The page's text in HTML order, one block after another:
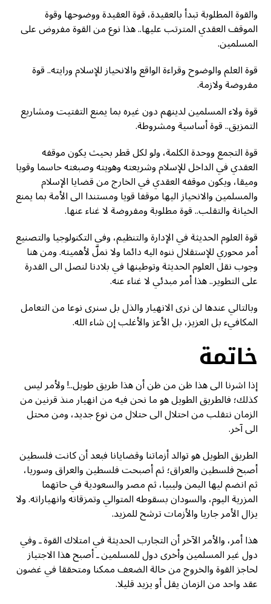
والقوة المطلوبة تبدأ بالعقيدة، قوة العقيدة ووضوحها وقوة
الموقف العقدي المترتب عليها.. هذا نوع من القوة مفروض على
المسلمين.
قوة العلم والوضوح وقراءة الواقع والانحياز للإسلام ورايته.. قوة
مفروضة ولازمة.
قوة ولاء المسلمين لدينهم دون غيره بما يمنع التفتيت ومشاريع
التمزيق.. قوة أساسية ومشروطة.
قوة التجمع ووحدة الكلمة، ولو لكل قطر بحيث يكون موقفه
العقدي في الداخل للإسلام وشريعته وهويته وصبغته حاسما وقويا
وميقا، ويكون موقفه العقدي في الخارج من قضايا الإسلام
والمسلمين والانحياز اليها موقفا قويا ومستندا الى الأمة بما يمنع
الخيانة والتقلب.. قوة مطلوبة ومفروضة لا غناء عنها.
قوة العلوم الحديثة في الإدارة والتنظيم، وفي التكنولوجيا والتصنيع
أمر محوري للإستقلال ننوه اليه دائما ولا نملّ لأهميته. ومن هنا
وجوب نقل العلوم الحديثة وتوطينها في بلادنا لنصل الى القدرة
على التطوير.. هذا أمر مبدئي لا غناء عنه.
وبالتالي عندها لن نرى الانهيار والذل بل سنرى نوعا من التعامل
المكافيء بل العزيز، بل الأعز والأغلب إن شاء الله.
خاتمة
إذا اشرنا الى هذا ظن من ظن أن هذا طريق طويل..! ولأمر ليس
كذلك؛ فالطريق الطويل هو ما نحن فيه من انهيار منذ قرنين من
الزمان نتقلب من احتلال الى حتلال من نوع جديد، ومن محتل
الى آخر.
الطريق الطويل هو توالد أزماتنا وقضايانا فبعد أن كانت فلسطين
أصبح فلسطين والعراق؛ ثم أصبحت فلسطين والعراق وسوريا،
ثم انضم ليها اليمن وليبيا، ثم مصر والسعودية في حاتهما
المزرية اليوم، والسودان بسقوطه المتوالي وتمزقاته وانهياراته. ولا
يزال الأمر جاريا والأزمات ترشح للمزيد.
هذا أمر، والأمر الآخر أن التجارب الحديثة في امتلاك القوة ـ وفي
دول غير المسلمين وأخرى دول للمسلمين ـ أصبح هذا الاجتياز
لحاجز القوة والخروج من حالة الضعف ممكنا ومتحققا في غضون
عقد واحد من الزمان يقل أو يزيد قليلا.